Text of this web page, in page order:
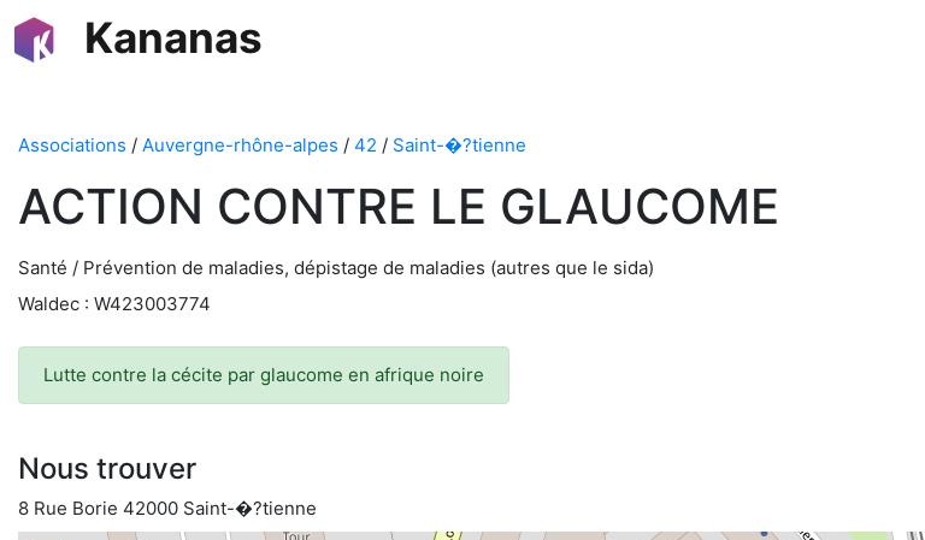
Kananas
Associations / Auvergne-rhône-alpes / 42 / Saint-�?tienne
ACTION CONTRE LE GLAUCOME
Santé / Prévention de maladies, dépistage de maladies (autres que le sida)
Waldec : W423003774
Lutte contre la cécite par glaucome en afrique noire
Nous trouver
8 Rue Borie 42000 Saint-�?tienne